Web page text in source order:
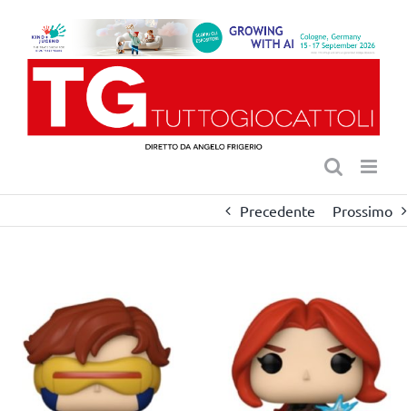
contenuto
Precedente Prossimo